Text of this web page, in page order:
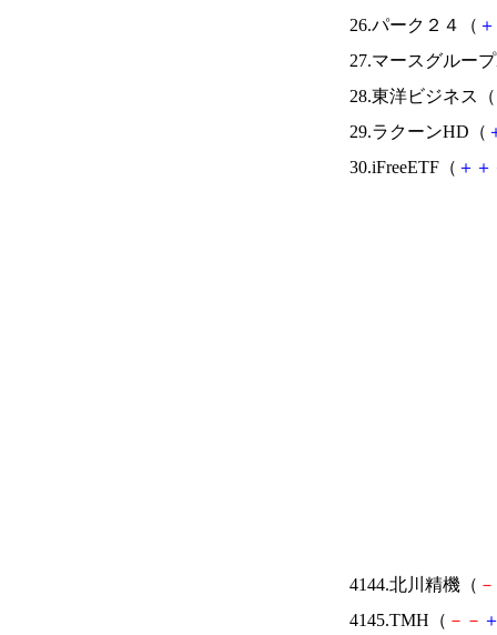
26.パーク２４（ ＋
27.マースグルー
28.東洋ビジネス（
29.ラクーンHD（
30.iFreeETF（ ＋ ＋
4144.北川精機（ －
4145.TMH（ － －